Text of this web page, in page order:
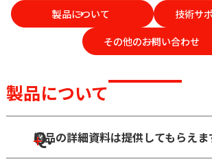
製品について
技術サ
その他のお問い合わせ
製品について
Q.
製品の詳細資料は提供してもらえま